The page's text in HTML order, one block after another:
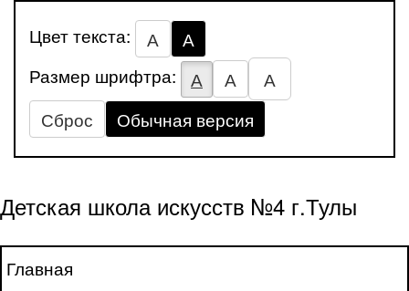
Цвет текста: А
А
Размер шрифтра:
А А
А
Сброс
Обычная версия
Детская школа искусств №4 г.Тулы
Главная